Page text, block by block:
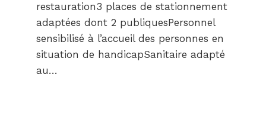
restauration3 places de stationnement
adaptées dont 2 publiquesPersonnel
sensibilisé à l’accueil des personnes en
situation de handicapSanitaire adapté
au…